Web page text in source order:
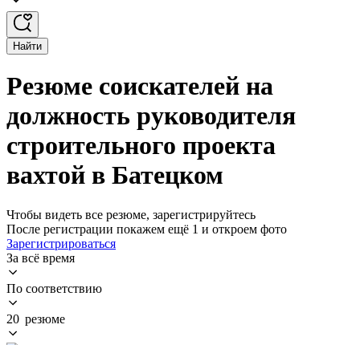
Найти
Резюме соискателей на
должность руководителя
строительного проекта
вахтой в Батецком
Чтобы видеть все резюме, зарегистрируйтесь
После регистрации покажем ещё 1 и откроем фото
Зарегистрироваться
За всё время
По соответствию
20 резюме